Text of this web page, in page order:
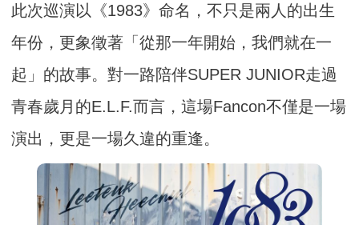
此次巡演以《1983》命名，不只是兩人的出生
年份，更象徵著「從那一年開始，我們就在一
起」的故事。對一路陪伴SUPER JUNIOR走過
青春歲月的E.L.F.而言，這場Fancon不僅是一場
演出，更是一場久違的重逢。